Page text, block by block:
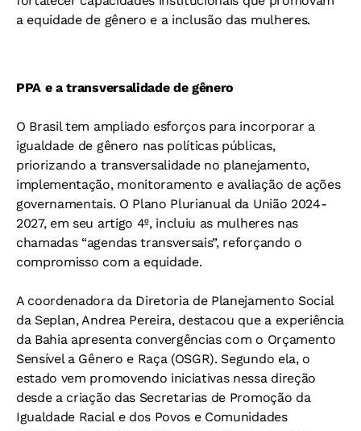
a equidade de gênero e a inclusão das mulheres.
PPA e a transversalidade de gênero
O Brasil tem ampliado esforços para incorporar a
igualdade de gênero nas políticas públicas,
priorizando a transversalidade no planejamento,
implementação, monitoramento e avaliação de ações
governamentais. O Plano Plurianual da União 2024-
2027, em seu artigo 4º, incluiu as mulheres nas
chamadas “agendas transversais”, reforçando o
compromisso com a equidade.
A coordenadora da Diretoria de Planejamento Social
da Seplan, Andrea Pereira, destacou que a experiência
da Bahia apresenta convergências com o Orçamento
Sensível a Gênero e Raça (OSGR). Segundo ela, o
estado vem promovendo iniciativas nessa direção
desde a criação das Secretarias de Promoção da
Igualdade Racial e dos Povos e Comunidades